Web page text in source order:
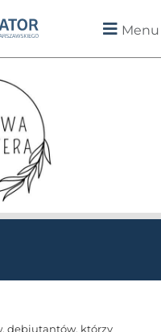
Menu
debiutantów, którzy